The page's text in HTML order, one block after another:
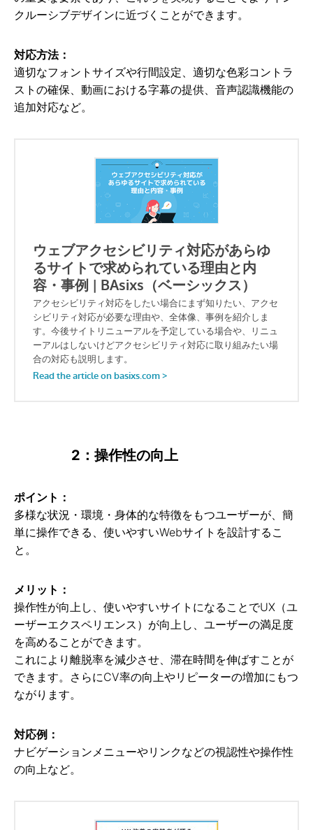
クルーシブデザインに近づくことができます。
対応方法：
適切なフォントサイズや行間設定、適切な色彩コントラ
ストの確保、動画における字幕の提供、音声認識機能の
追加対応など。
2：操作性の向上
ポイント：
多様な状況・環境・身体的な特徴をもつユーザーが、簡
単に操作できる、使いやすいWebサイトを設計するこ
と。
メリット：
操作性が向上し、使いやすいサイトになることでUX（ユ
ーザーエクスペリエンス）が向上し、ユーザーの満足度
を高めることができます。
これにより離脱率を減少させ、滞在時間を伸ばすことが
できます。さらにCV率の向上やリピーターの増加にもつ
ながります。
対応例：
ナビゲーションメニューやリンクなどの視認性や操作性
の向上など。